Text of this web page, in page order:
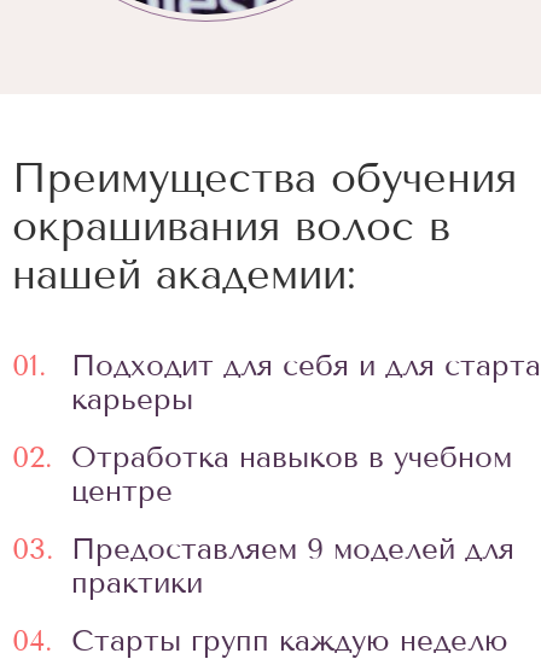
Преимущества обучения
окрашивания волос в
нашей академии:
01.
Подходит для себя и для старта
карьеры
02.
Отработка навыков в учебном
центре
03.
Предоставляем 9 моделей для
практики
04.
Старты групп каждую неделю